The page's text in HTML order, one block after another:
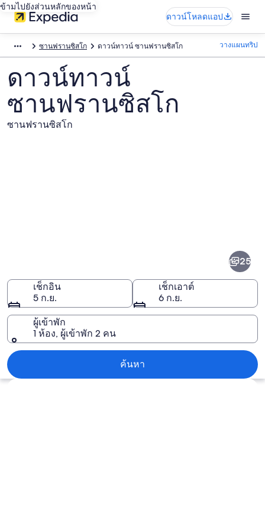
ข้ามไปยังส่วนหลักของหน้า
ดาวน์โหลดแอป
ซานฟรานซิสโก ดาวน์ทาวน์ ซานฟรานซิสโก วางแผนทริป
ดาวน์ทาวน์
ซานฟรานซิสโก
ซานฟรานซิสโก
ซานฟรานซิสโก
25
เช็กอิน
5 ก.ย.
เช็กเอาต์
6 ก.ย.
ผู้เข้าพัก
1 ห้อง, ผู้เข้าพัก 2 คน
ค้นหา
สำรวจแผนที่